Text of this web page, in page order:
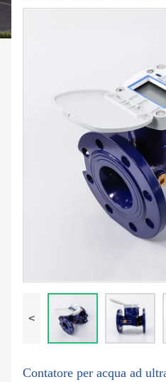
<
Contatore per acqua ad